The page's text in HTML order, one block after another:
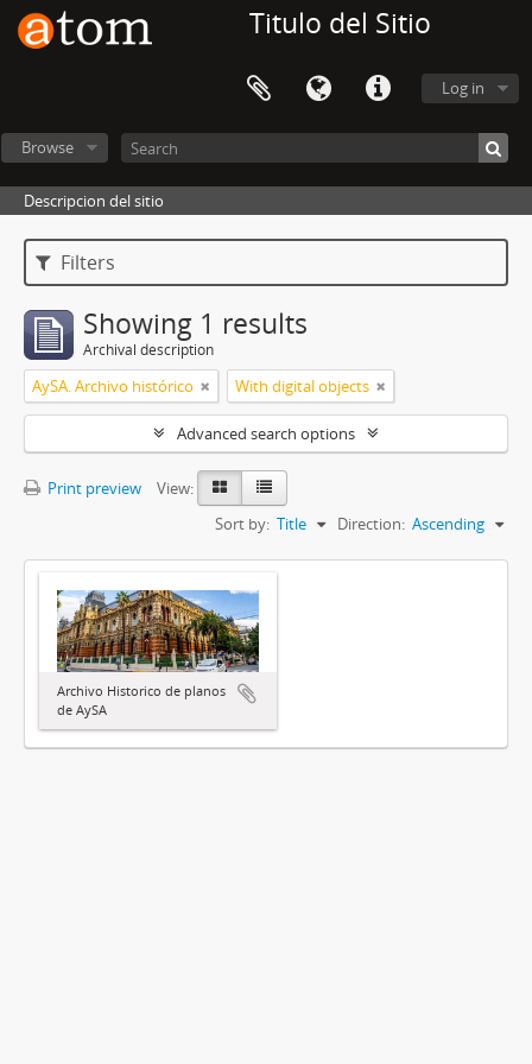
Titulo del Sitio
Log in
Browse
Descripcion del sitio
Filters
Showing 1 results
Archival description
AySA. Archivo histórico With digital objects
Advanced search options
Print preview
View:
Sort by: Title Direction: Ascending
Archivo Historico de planos
de AySA